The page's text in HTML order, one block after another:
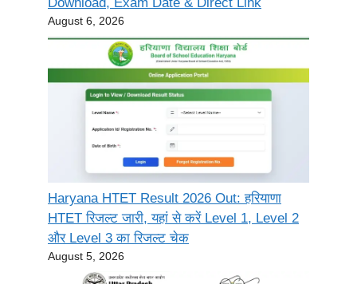
Download, Exam Date & Direct Link
August 6, 2026
Haryana HTET Result 2026 Out: हरियाणा
HTET रिजल्ट जारी, यहां से करें Level 1, Level 2
और Level 3 का रिजल्ट चेक
August 5, 2026